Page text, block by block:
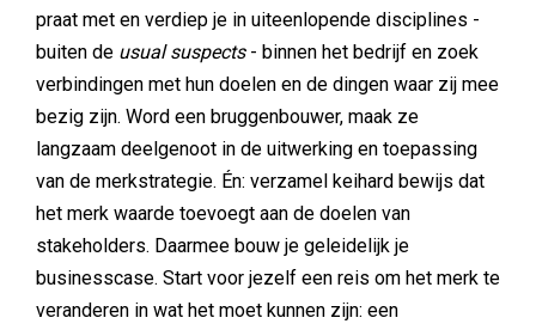
praat met en verdiep je in uiteenlopende disciplines -
buiten de usual suspects- binnen het bedrijf en zoek
verbindingen met hun doelen en de dingen waar zij mee
bezig zijn. Word een bruggenbouwer, maak ze
langzaam deelgenoot in de uitwerking en toepassing
van de merkstrategie. Én: verzamel keihard bewijs dat
het merk waarde toevoegt aan de doelen van
stakeholders. Daarmee bouw je geleidelijk je
businesscase. Start voor jezelf een reis om het merk te
veranderen in wat het moet kunnen zijn: een